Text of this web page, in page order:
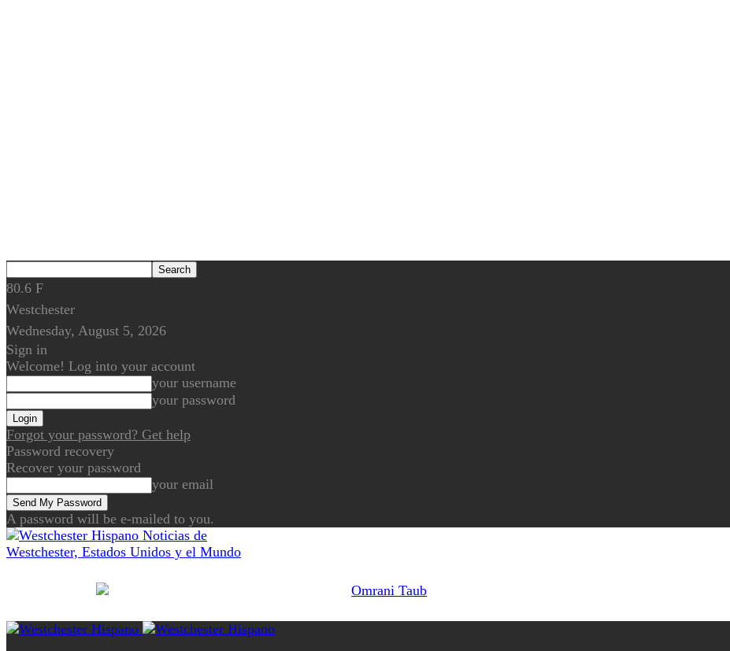
80.6 F
Westchester
Wednesday, August 5, 2026
Sign in
Welcome! Log into your account
your username
your password
Forgot your password? Get help
Password recovery
Recover your password
your email
A password will be e-mailed to you.
Noticias de
Westchester, Estados Unidos y el Mundo